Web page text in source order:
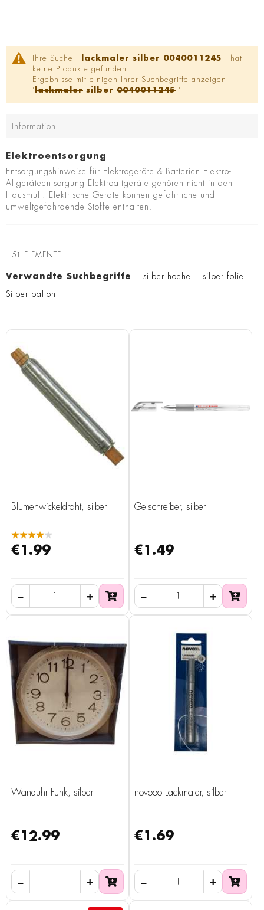
Ihre Suche ' lackmaler silber 0040011245
' hat
keine Produkte gefunden.
Ergebnisse mit einigen Ihrer Suchbegriffe anzeigen
'lackmaler silber 0040011245 '
Information
Elektroentsorgung
Entsorgungshinweise für Elektrogeräte & Batterien Elektro-
Altgeräteentsorgung Elektroaltgeräte gehören nicht in den
Hausmüll! Elektrische Geräte können gefährliche und
umweltgefährdende Stoffe enthalten.
51 ELEMENTE
Verwandte Suchbegriffe silber hoehe silber folie
Silber ballon
Blumenwickeldraht, silber
★★★★★
€1.99
Gelschreiber, silber
€1.49
Wanduhr Funk, silber
€12.99
novooo Lackmaler, silber
€1.69